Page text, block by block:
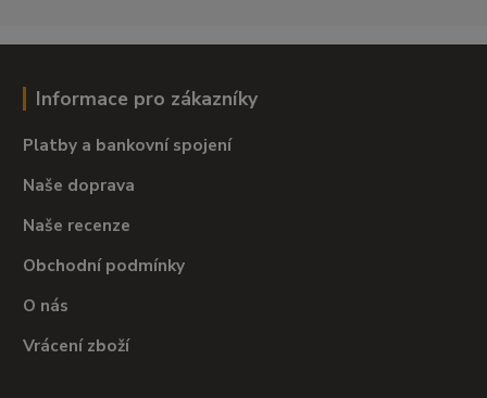
Informace pro zákazníky
Platby a bankovní spojení
Naše doprava
Naše recenze
Obchodní podmínky
O nás
Vrácení zboží